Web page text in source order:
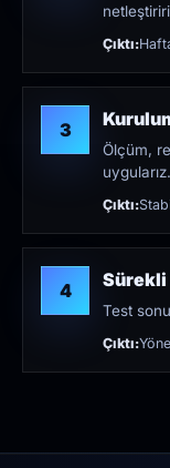
Çıktı:
3
Ölçüm,
uygularız.
Çıktı:
4 Sürekli
Test
Çıktı: